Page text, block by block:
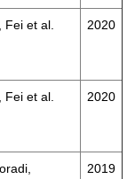
Fei et al. 2020
Fei et al. 2020
2019